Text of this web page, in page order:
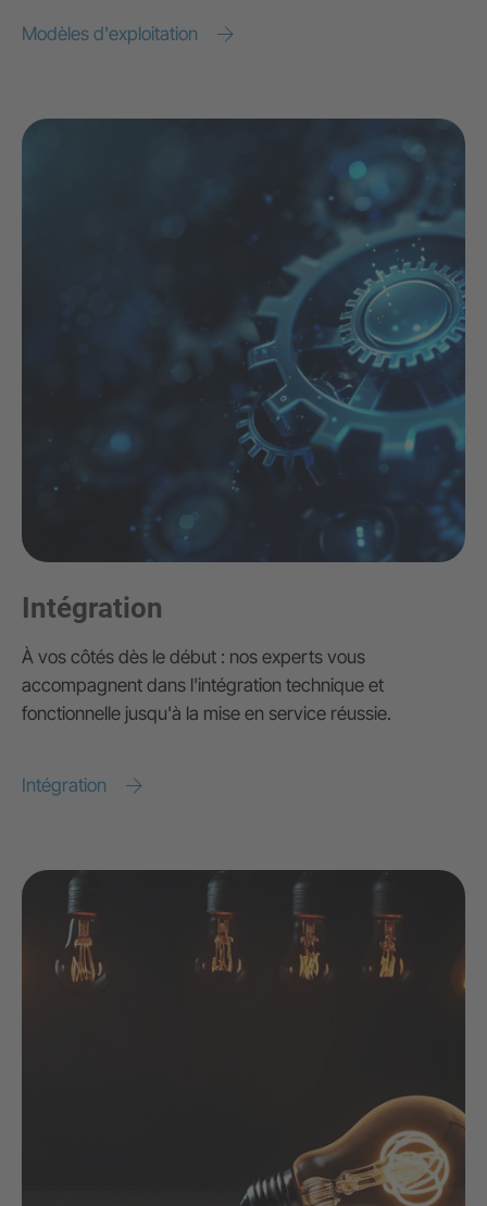
Modèles d'exploitation
Intégration
À vos côtés dès le début : nos experts vous
accompagnent dans l'intégration technique et
fonctionnelle jusqu'à la mise en service réussie.
Intégration